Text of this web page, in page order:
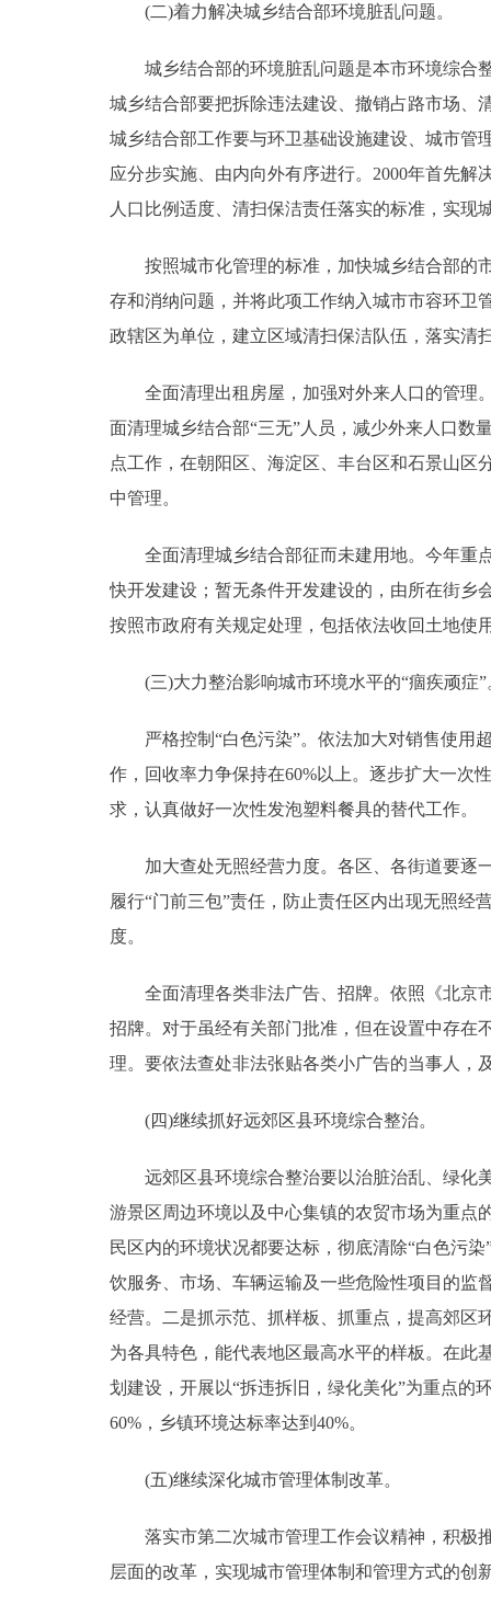
(二)着力解决城乡结合部环境脏乱问题。
城乡结合部的环境脏乱问题是本市环境综合整
城乡结合部要把拆除违法建设、撤销占路市场、
城乡结合部工作要与环卫基础设施建设、城市管
应分步实施、由内向外有序进行。2000年首先
人口比例适度、清扫保洁责任落实的标准，实现
按照城市化管理的标准，加快城乡结合部的市
存和消纳问题，并将此项工作纳入城市市容环卫
政辖区为单位，建立区域清扫保洁队伍，落实清
全面清理出租房屋，加强对外来人口的管理。
面清理城乡结合部“三无”人员，减少外来人口数
点工作，在朝阳区、海淀区、丰台区和石景山
中管理。
全面清理城乡结合部征而未建用地。今年重点
快开发建设；暂无条件开发建设的，由所在街乡
按照市政府有关规定处理，包括依法收回土地使
(三)大力整治影响城市环境水平的“痼疾顽症”
严格控制“白色污染”。依法加大对销售使用超
作，回收率力争保持在60%以上。逐步扩大一次
求，认真做好一次性发泡塑料餐具的替代工作。
加大查处无照经营力度。各区、各街道要逐一
履行“门前三包”责任，防止责任区内出现无照
度。
全面清理各类非法广告、招牌。依照《北京市
招牌。对于虽经有关部门批准，但在设置中存在
理。要依法查处非法张贴各类小广告的当事人，
(四)继续抓好远郊区县环境综合整治。
远郊区县环境综合整治要以治脏治乱、绿化美
游景区周边环境以及中心集镇的农贸市场为重点
民区内的环境状况都要达标，彻底清除“白色污
饮服务、市场、车辆运输及一些危险性项目的监
经营。二是抓示范、抓样板、抓重点，提高郊区
为各具特色，能代表地区最高水平的样板。在此
划建设，开展以“拆违拆旧，绿化美化”为重点的
60%，乡镇环境达标率达到40%。
(五)继续深化城市管理体制改革。
落实市第二次城市管理工作会议精神，积极推
层面的改革，实现城市管理体制和管理方式的创